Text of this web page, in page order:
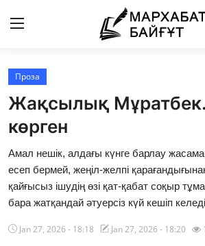
Басты бет
Байланыс
Мархабат Байғұт 80 жас
Із
Бір ауыз сөз
Әдебиет
Проза
Жақсылық
көрген
Амал нешік, алдағы күнге барлау
есеп бермей, жеңіл-желпі
қайғысыз ішудің өзі қат-қабат соқыр
бара жатқандай әтуерсіз күй кешіп
Jan 27, 2026 - 18:18 Jan 27, 2026 - 18:20